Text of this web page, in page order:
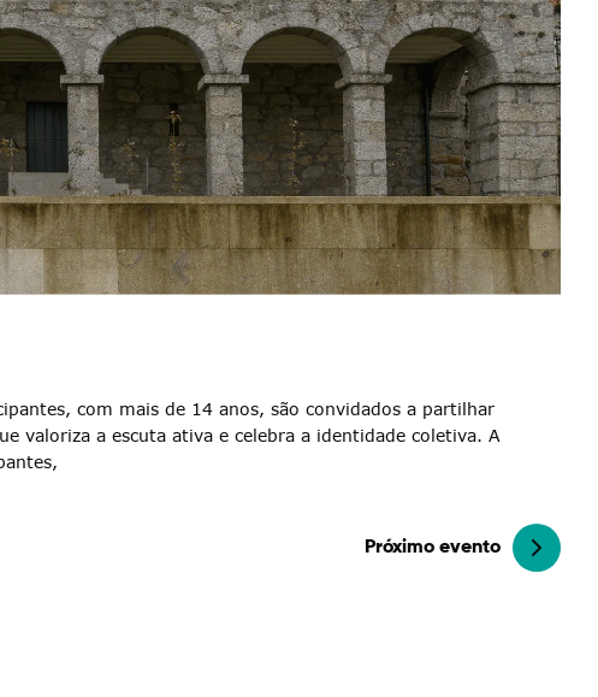
com mais de 14 anos, são convidados a partilhar
valoriza a escuta ativa e celebra a identidade coletiva. A
Próximo evento